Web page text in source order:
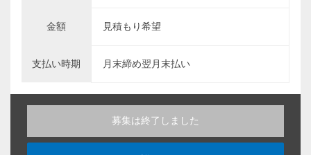
金額 見積もり希望
支払い時期 月末締め翌月末払い
募集は終了しました